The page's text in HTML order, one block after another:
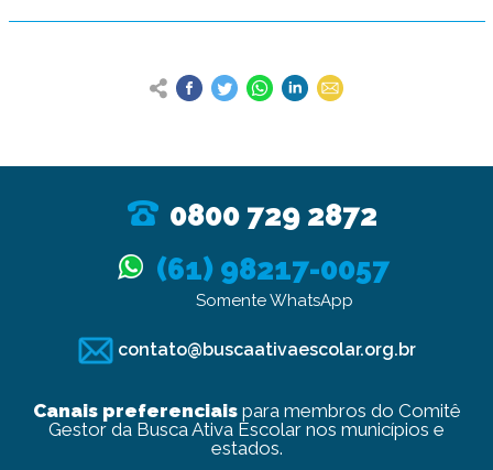
0800 729 2872
(61) 98217-0057
Somente WhatsApp
contato@buscaativaescolar.org.br
Canais preferenciaispara membros do Comitê
Gestor da Busca Ativa Escolar nos municípios e
estados.